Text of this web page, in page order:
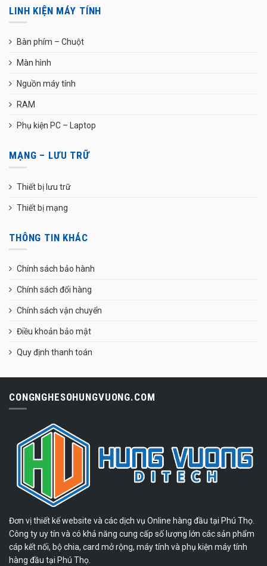
LINH KIỆN MÁY TÍNH
Bàn phím – Chuột
Màn hình
Nguồn máy tính
RAM
Phụ kiện PC – Laptop
MẠNG – LƯU TRỮ
Thiết bị lưu trữ
Thiết bị mạng
THÔNG TIN KHÁC
Chính sách bảo hành
Chính sách đổi hàng
Chính sách vận chuyển
Điều khoản bảo mật
Quy định thanh toán
CONGNGHESOHUNGVUONG.COM
Đơn vị thiết kế website và các dịch vụ Online hàng đầu tại Phú Thọ.
Công ty uy tín và có khả năng cung cấp số lượng lớn các sản phẩm
cáp kết nối, bộ chia, card mở rộng, máy tính và phụ kiện máy tính
hàng đầu tại Phú Thọ.